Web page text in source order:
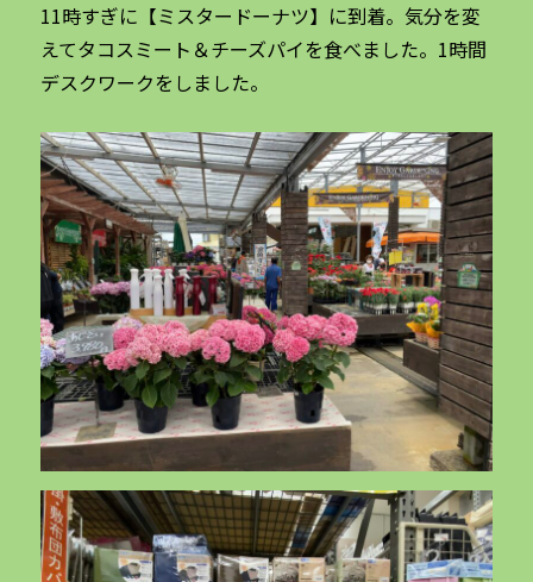
11時すぎに【ミスタードーナツ】に到着。気分を変
えてタコスミート＆チーズパイを食べました。1時間
デスクワークをしました。